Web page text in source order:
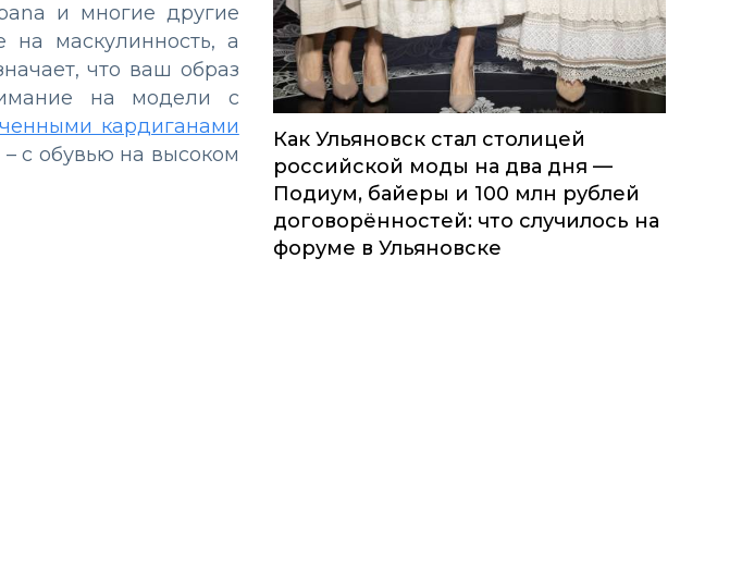
и многие другие
маскулинность, а
что ваш образ
на модели с
кардиганами
с обувью на высоком
Как Ульяновск стал столицей
российской моды на два дня —
Подиум, байеры и 100 млн рублей
договорённостей: что случилось на
форуме в Ульяновске